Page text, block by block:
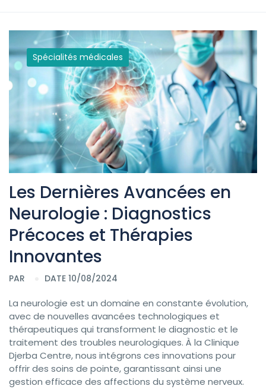
Spécialités médicales
Les Dernières Avancées en
Neurologie : Diagnostics
Précoces et Thérapies
Innovantes
PAR DATE 10/08/2024
La neurologie est un domaine en constante évolution,
avec de nouvelles avancées technologiques et
thérapeutiques qui transforment le diagnostic et le
traitement des troubles neurologiques. À la Clinique
Djerba Centre, nous intégrons ces innovations pour
offrir des soins de pointe, garantissant ainsi une
gestion efficace des affections du système nerveux.